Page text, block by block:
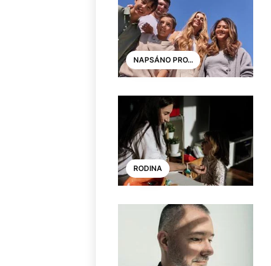
NAPSÁNO PRO...
RODINA